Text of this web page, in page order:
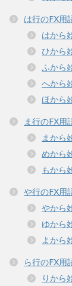
は行のFX用
はから
ひから
ふから
へから
ほから
ま行のFX用
まから
めから
もから
や行のFX用
やから
ゆから
よから
ら行のFX用
りから